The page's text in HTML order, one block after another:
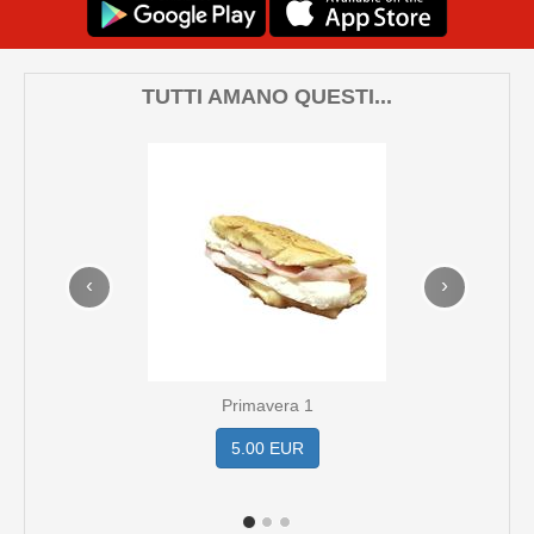
TUTTI AMANO QUESTI...
Primavera 1
5.00 EUR
‹ ›